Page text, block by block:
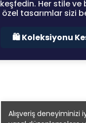
Alışveriş deneyiminizi
keşfedin. Her stile ve
özel tasarımlar sizi
🛍️ Koleksiyonu